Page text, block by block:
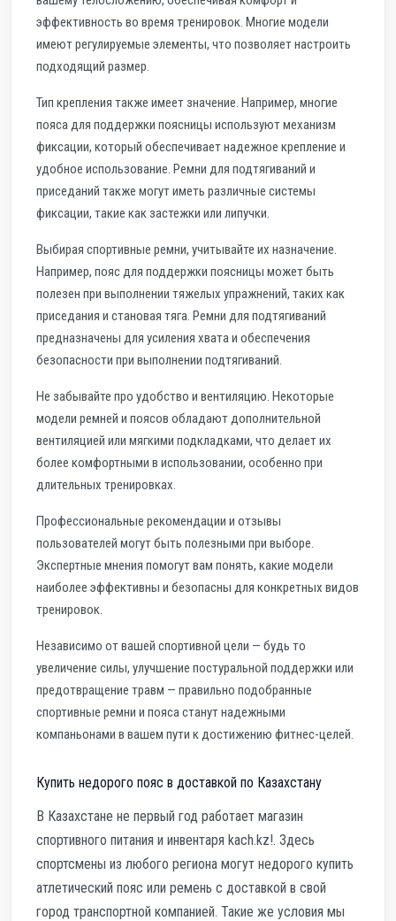
эффективность во время тренировок. Многие модели
имеют регулируемые элементы, что позволяет настроить
подходящий размер.
Тип крепления также имеет значение. Например, многие
пояса для поддержки поясницы используют механизм
фиксации, который обеспечивает надежное крепление и
удобное использование. Ремни для подтягиваний и
приседаний также могут иметь различные системы
фиксации, такие как застежки или липучки.
Выбирая спортивные ремни, учитывайте их назначение.
Например, пояс для поддержки поясницы может быть
полезен при выполнении тяжелых упражнений, таких как
приседания и становая тяга. Ремни для подтягиваний
предназначены для усиления хвата и обеспечения
безопасности при выполнении подтягиваний.
Не забывайте про удобство и вентиляцию. Некоторые
модели ремней и поясов обладают дополнительной
вентиляцией или мягкими подкладками, что делает их
более комфортными в использовании, особенно при
длительных тренировках.
Профессиональные рекомендации и отзывы
пользователей могут быть полезными при выборе.
Экспертные мнения помогут вам понять, какие модели
наиболее эффективны и безопасны для конкретных видов
тренировок.
Независимо от вашей спортивной цели — будь то
увеличение силы, улучшение постуральной поддержки или
предотвращение травм — правильно подобранные
спортивные ремни и пояса станут надежными
компаньонами в вашем пути к достижению фитнес-целей.
Купить недорого пояс в доставкой по Казахстану
В Казахстане не первый год работает магазин
спортивного питания и инвентаря kach.kz!. Здесь
спортсмены из любого региона могут недорого купить
атлетический пояс или ремень с доставкой в свой
город транспортной компанией. Такие же условия мы